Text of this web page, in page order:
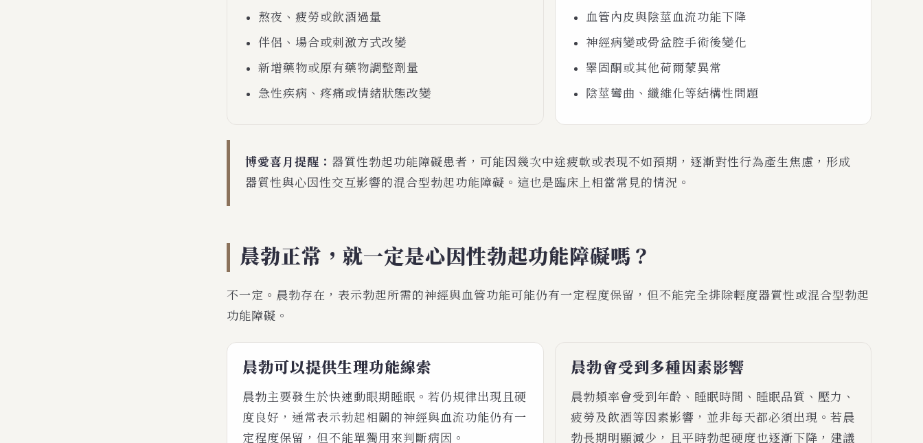
熬夜、疲勞或飲酒過量
伴侶、場合或刺激方式改變
新增藥物或原有藥物調整劑量
急性疾病、疼痛或情緒狀態改變
血管內皮與陰莖血流功能下降
神經病變或骨盆腔手術後變化
睪固酮或其他荷爾蒙異常
陰莖彎曲、纖維化等結構性問題
博愛喜月提醒： 器質性勃起功能障礙患者，可能因幾次中途疲軟或表現不如預期，逐漸對性行為產生焦慮，形成
器質性與心因性交互影響的混合型勃起功能障礙。這也是臨床上相當常見的情況。
晨勃正常，就一定是心因性勃起功能障礙嗎？
不一定。晨勃存在，表示勃起所需的神經與血管功能可能仍有一定程度保留，但不能完全排除輕度器質性或混合型勃起
功能障礙。
晨勃可以提供生理功能線索
晨勃主要發生於快速動眼期睡眠。若仍規律出現且硬
度良好，通常表示勃起相關的神經與血流功能仍有一
定程度保留，但不能單獨用來判斷病因。
晨勃會受到多種因素影響
晨勃頻率會受到年齡、睡眠時間、睡眠品質、壓力、
疲勞及飲酒等因素影響，並非每天都必須出現。若晨
勃長期明顯減少，且平時勃起硬度也逐漸下降，建議